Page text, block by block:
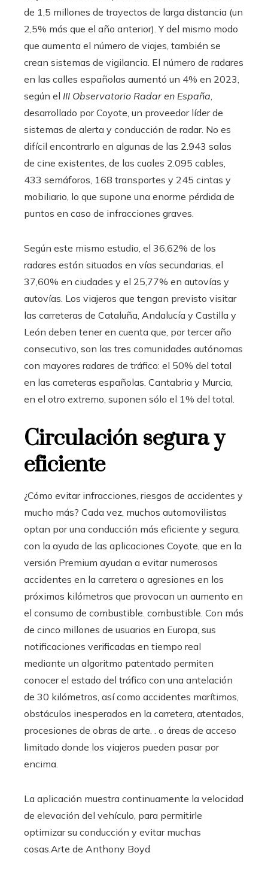
de 1,5 millones de trayectos de larga distancia (un
2,5% más que el año anterior). Y del mismo modo
que aumenta el número de viajes, también se
crean sistemas de vigilancia. El número de radares
en las calles españolas aumentó un 4% en 2023,
según el III Observatorio Radar en España
desarrollado por Coyote, un proveedor líder de
sistemas de alerta y conducción de radar. No es
difícil encontrarlo en algunas de las 2.943 salas
de cine existentes, de las cuales 2.095 cables,
433 semáforos, 168 transportes y 245 cintas y
mobiliario, lo que supone una enorme pérdida de
puntos en caso de infracciones graves.
Según este mismo estudio, el 36,62% de los
radares están situados en vías secundarias, el
37,60% en ciudades y el 25,77% en autovías y
autovías. Los viajeros que tengan previsto visitar
las carreteras de Cataluña, Andalucía y Castilla y
León deben tener en cuenta que, por tercer año
consecutivo, son las tres comunidades autónomas
con mayores radares de tráfico: el 50% del total
en las carreteras españolas. Cantabria y Murcia,
en el otro extremo, suponen sólo el 1% del total.
Circulación segura y
eficiente
¿Cómo evitar infracciones, riesgos de accidentes y
mucho más? Cada vez, muchos automovilistas
optan por una conducción más eficiente y segura,
con la ayuda de las aplicaciones Coyote, que en la
versión Premium ayudan a evitar numerosos
accidentes en la carretera o agresiones en los
próximos kilómetros que provocan un aumento en
el consumo de combustible. combustible. Con más
de cinco millones de usuarios en Europa, sus
notificaciones verificadas en tiempo real
mediante un algoritmo patentado permiten
conocer el estado del tráfico con una antelación
de 30 kilómetros, así como accidentes marítimos,
obstáculos inesperados en la carretera, atentados,
procesiones de obras de arte. . o áreas de acceso
limitado donde los viajeros pueden pasar por
encima.
La aplicación muestra continuamente la velocidad
de elevación del vehículo, para permitirle
optimizar su conducción y evitar muchas
cosas. Arte de Anthony Boyd